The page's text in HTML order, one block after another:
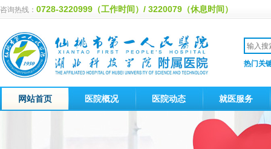
咨询热线： 0728-3220999（工作时间）/ 3220079（休息时间）
热门关
网站首页 医院概况 医院动态 就医服务